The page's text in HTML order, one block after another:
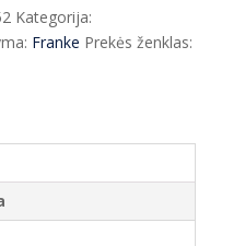
Kategorija:
Franke Prekės ženklas: